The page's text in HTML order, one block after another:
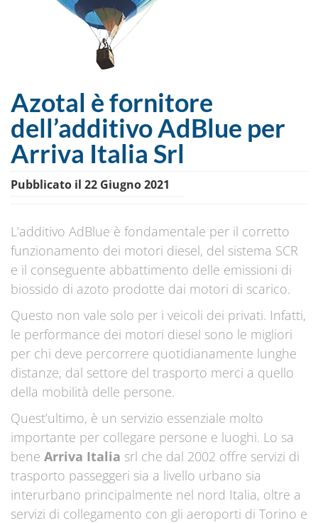
Azotal è fornitore
dell’additivo AdBlue per
Arriva Italia Srl
Pubblicato il 22 Giugno 2021
L’additivo AdBlue è fondamentale per il corretto
funzionamento dei motori diesel, del sistema SCR
e il conseguente abbattimento delle emissioni di
biossido di azoto prodotte dai motori di scarico.
Questo non vale solo per i veicoli dei privati. Infatti,
le performance dei motori diesel sono le migliori
per chi deve percorrere quotidianamente lunghe
distanze, dal settore del trasporto merci a quello
della mobilità delle persone.
Quest’ultimo, è un servizio essenziale molto
importante per collegare persone e luoghi. Lo sa
bene Arriva Italia srl che dal 2002 offre servizi di
trasporto passeggeri sia a livello urbano sia
interurbano principalmente nel nord Italia, oltre a
servizi di collegamento con gli aeroporti di Torino e